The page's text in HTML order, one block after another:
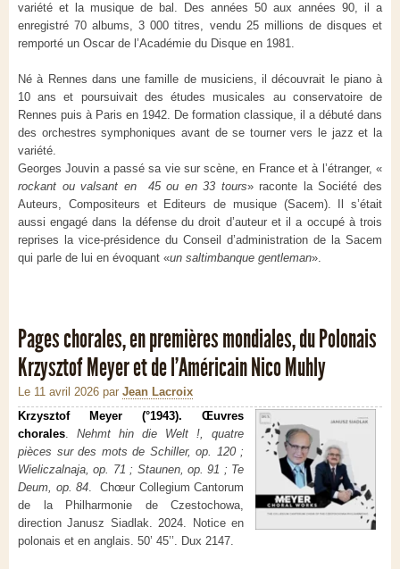
variété et la musique de bal. Des années 50 aux années 90, il a
enregistré 70 albums, 3 000 titres, vendu 25 millions de disques et
remporté un Oscar de l’Académie du Disque en 1981.
Né à Rennes dans une famille de musiciens, il découvrait le piano à
10 ans et poursuivait des études musicales au conservatoire de
Rennes puis à Paris en 1942. De formation classique, il a débuté dans
des orchestres symphoniques avant de se tourner vers le jazz et la
variété.
Georges Jouvin a passé sa vie sur scène, en France et à l’étranger, «
rockant ou valsant en 45 ou en 33 tours» raconte la Société des
Auteurs, Compositeurs et Editeurs de musique (Sacem). Il s’était
aussi engagé dans la défense du droit d’auteur et il a occupé à trois
reprises la vice-présidence du Conseil d’administration de la Sacem
qui parle de lui en évoquant «un saltimbanque gentleman».
Pages chorales, en premières mondiales, du Polonais
Krzysztof Meyer et de l’Américain Nico Muhly
Le 11 avril 2026 par Jean Lacroix
Krzysztof Meyer (°1943). Œuvres
chorales. Nehmt hin die Welt !, quatre
pièces sur des mots de Schiller, op. 120 ;
Wieliczalnaja, op. 71 ; Staunen, op. 91 ; Te
Deum, op. 84. Chœur Collegium Cantorum
de la Philharmonie de Czestochowa,
direction Janusz Siadlak. 2024. Notice en
polonais et en anglais. 50’ 45’’. Dux 2147.